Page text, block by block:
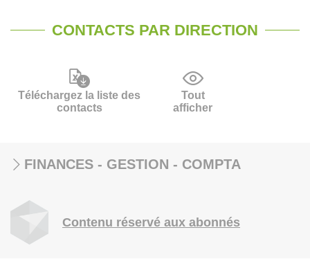
CONTACTS PAR DIRECTION
Téléchargez la liste des
contacts
Tout
afficher
FINANCES - GESTION - COMPTA
Contenu réservé aux abonnés